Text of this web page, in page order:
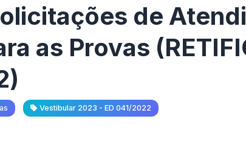
de
as Provas
Vestibular 2023 - ED 041/2022